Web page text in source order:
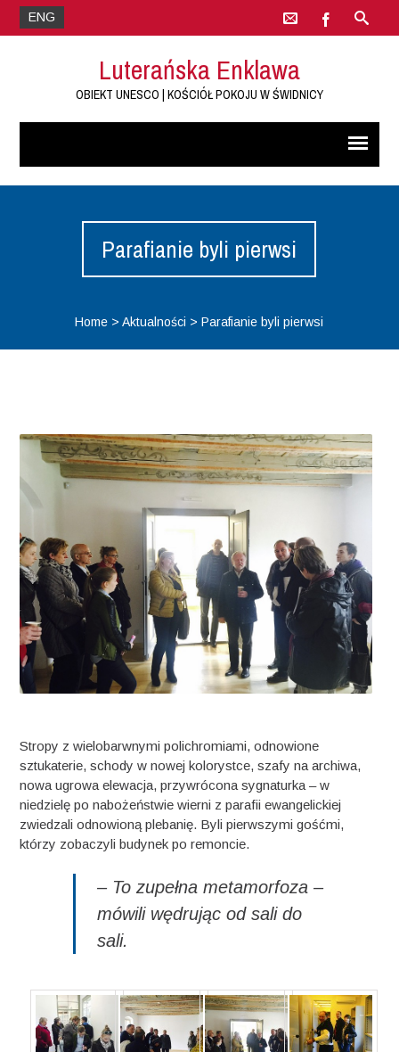
ENG
Luterańska Enklawa
OBIEKT UNESCO | KOŚCIÓŁ POKOJU W ŚWIDNICY
Parafianie byli pierwsi
Home >Aktualności >Parafianie byli pierwsi
Stropy z wielobarwnymi polichromiami, odnowione
sztukaterie, schody w nowej kolorystce, szafy na archiwa,
nowa ugrowa elewacja, przywrócona sygnaturka – w
niedzielę po nabożeństwie wierni z parafii ewangelickiej
zwiedzali odnowioną plebanię. Byli pierwszymi gośćmi,
którzy zobaczyli budynek po remoncie.
– To zupełna metamorfoza –
mówili wędrując od sali do
sali.